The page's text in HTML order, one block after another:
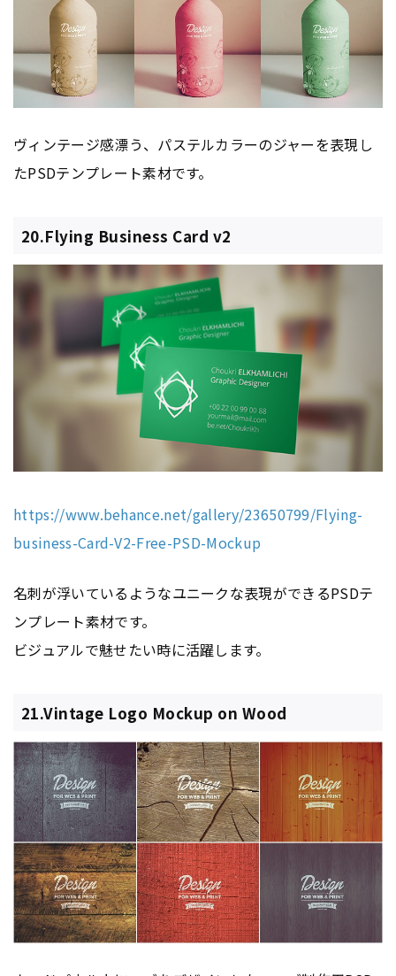
ヴィンテージ感漂う、パステルカラーのジャーを表現し
たPSDテンプレート素材です。
20.Flying Business Card v2
https://www.behance.net/gallery/23650799/Flying-
business-Card-V2-Free-PSD-Mockup
名刺が浮いているようなユニークな表現ができるPSDテ
ンプレート素材です。
ビジュアルで魅せたい時に活躍します。
21.Vintage Logo Mockup on Wood